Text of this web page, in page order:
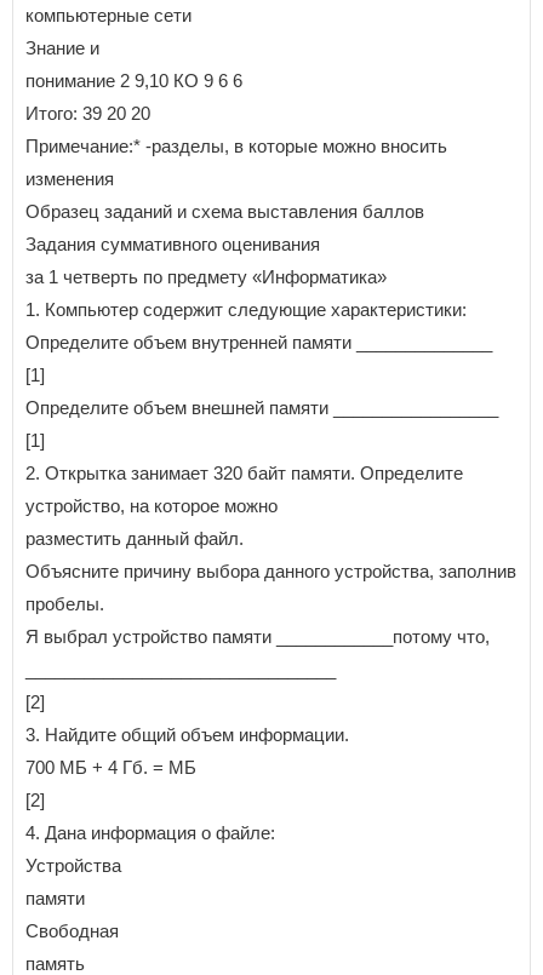
компьютерные сети
Знание и
понимание 2 9,10 КО 9 6 6
Итого: 39 20 20
Примечание:* -разделы, в которые можно вносить
изменения
Образец заданий и схема выставления баллов
Задания суммативного оценивания
за 1 четверть по предмету «Информатика»
1. Компьютер содержит следующие характеристики:
Определите объем внутренней памяти ______________
[1]
Определите объем внешней памяти _________________
[1]
2. Открытка занимает 320 байт памяти. Определите
устройство, на которое можно
разместить данный файл.
Объясните причину выбора данного устройства, заполнив
пробелы.
Я выбрал устройство памяти ____________потому что,
[2]
3. Найдите общий объем информации.
700 МБ + 4 Гб. = МБ
[2]
4. Дана информация о файле:
Устройства
памяти
Свободная
память